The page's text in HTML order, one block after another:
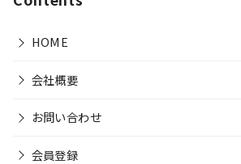
HOME
会社概要
お問い合わせ
会員登録